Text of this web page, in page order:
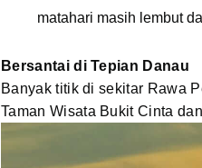
matahari masih lembut
Bersantai di Tepian Danau
Banyak titik di sekitar Rawa
Taman Wisata Bukit Cinta